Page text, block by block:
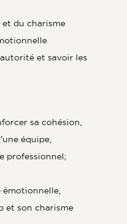
et du charisme
et savoir les
sa cohésion,
équipe,
professionnel;
et son charisme